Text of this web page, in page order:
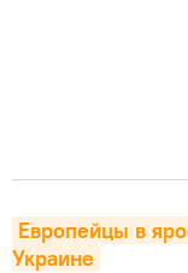
Европейцы в
Украине